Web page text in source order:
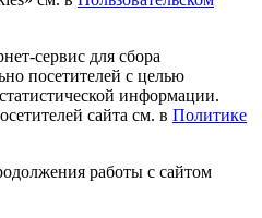
сервис для сбора
посетителей с целью
информации.
сайта см. в Политике
работы с сайтом